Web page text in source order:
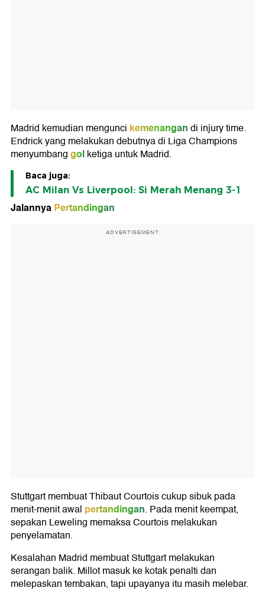
Madrid kemudian mengunci kemenangandi injury time.
Endrick yang melakukan debutnya di Liga Champions
menyumbanggolketiga untuk Madrid.
Baca juga:
AC Milan Vs Liverpool: Si Merah Menang 3-1
JalannyaPertandingan
ADVERTISEMENT
Stuttgart membuat Thibaut Courtois cukup sibuk pada
menit-menit awal pertandingan. Pada menit keempat,
sepakan Leweling memaksa Courtois melakukan
penyelamatan.
Kesalahan Madrid membuat Stuttgart melakukan
serangan balik. Millot masuk ke kotak penalti dan
melepaskan tembakan, tapi upayanya itu masih melebar.